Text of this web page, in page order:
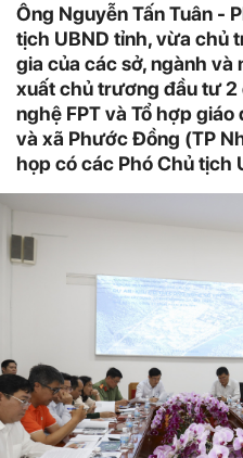
Ông Nguyễn Tấn Tuân -
tịch UBND tỉnh, vừa chủ
gia của các sở, ngành và
xuất chủ trương đầu tư 2
nghệ FPT và Tổ hợp
và xã Phước Đồng (TP
họp có các Phó Chủ tịch